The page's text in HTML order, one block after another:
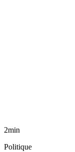
2min
Politique